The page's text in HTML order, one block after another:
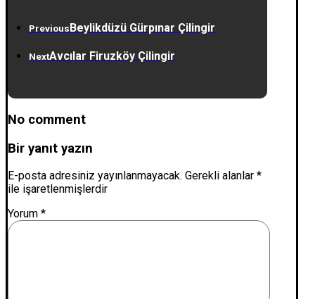
PreviousBeylikdüzü Gürpınar Çilingir
NextAvcılar Firuzköy Çilingir
No comment
Bir yanıt yazın
E-posta adresiniz yayınlanmayacak. Gerekli alanlar *
ile işaretlenmişlerdir
Yorum *